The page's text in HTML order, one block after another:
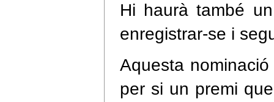
Hi haurà també
enregistrar-se i
Aquesta
per si un premi